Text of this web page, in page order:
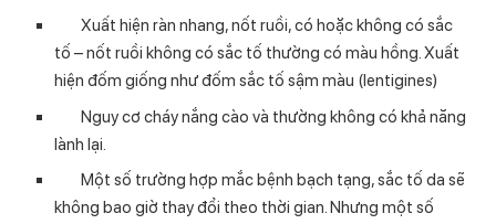
Xuất hiện ràn nhang, nốt ruồi, có hoặc không có sắc
tố – nốt ruồi không có sắc tố thường có màu hồng. Xuất
hiện đốm giống như đốm sắc tố sậm màu (lentigines)
Nguy cơ cháy nắng cào và thường không có khả năng
lành lại.
Một số trường hợp mắc bệnh bạch tạng, sắc tố da sẽ
không bao giờ thay đổi theo thời gian. Nhưng một số